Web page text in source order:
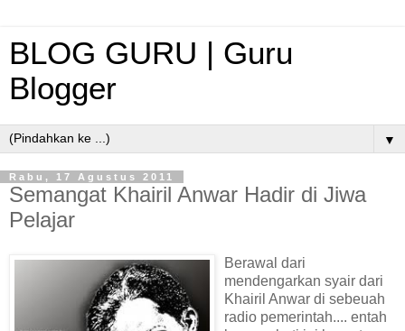
BLOG GURU | Guru
Blogger
▼
Rabu, 17 Agustus 2011
Semangat Khairil Anwar Hadir di Jiwa
Pelajar
Berawal dari
mendengarkan syair dari
Khairil Anwar di sebeuah
radio pemerintah.... entah